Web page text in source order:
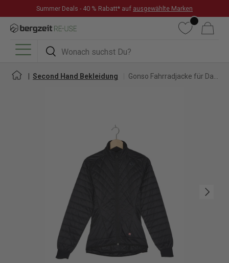
DIREKT ZUM INHALT
Summer Deals - 40 % Rabatt* auf ausgewählte Marken
Suchen
Suchen
WunschlisteWarenkorb
Menü
Second Hand Bekleidung
Nächste